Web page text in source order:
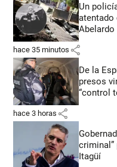
Un
atentado
hace 35 minutos share
De la
presos
“control
hace 3 horas share
Itagüí